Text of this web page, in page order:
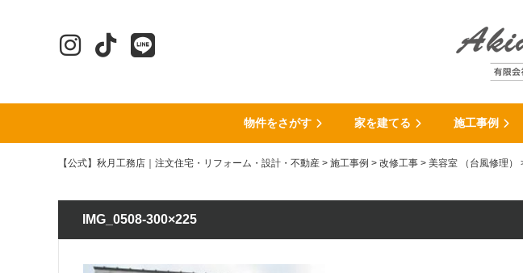
物件をさがす 家を建てる 施工事例
【公式】秋月工務店｜注文住宅・リフォーム・設計・不動産 > 施工事例 > 改修工事 > 美容室 （台風修理）
IMG_0508-300×225